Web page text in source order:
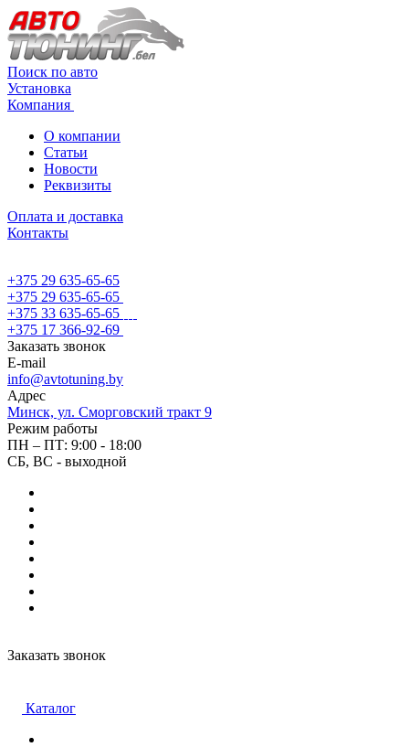
Поиск по авто
Установка
Компания
О компании
Статьи
Новости
Реквизиты
Оплата и доставка
Контакты
+375 29 635-65-65
+375 29 635-65-65
+375 33 635-65-65
+375 17 366-92-69
Заказать звонок
E-mail
info@avtotuning.by
Адрес
Минск, ул. Сморговский тракт 9
Режим работы
ПН – ПТ: 9:00 - 18:00
СБ, ВС - выходной
Заказать звонок
Каталог